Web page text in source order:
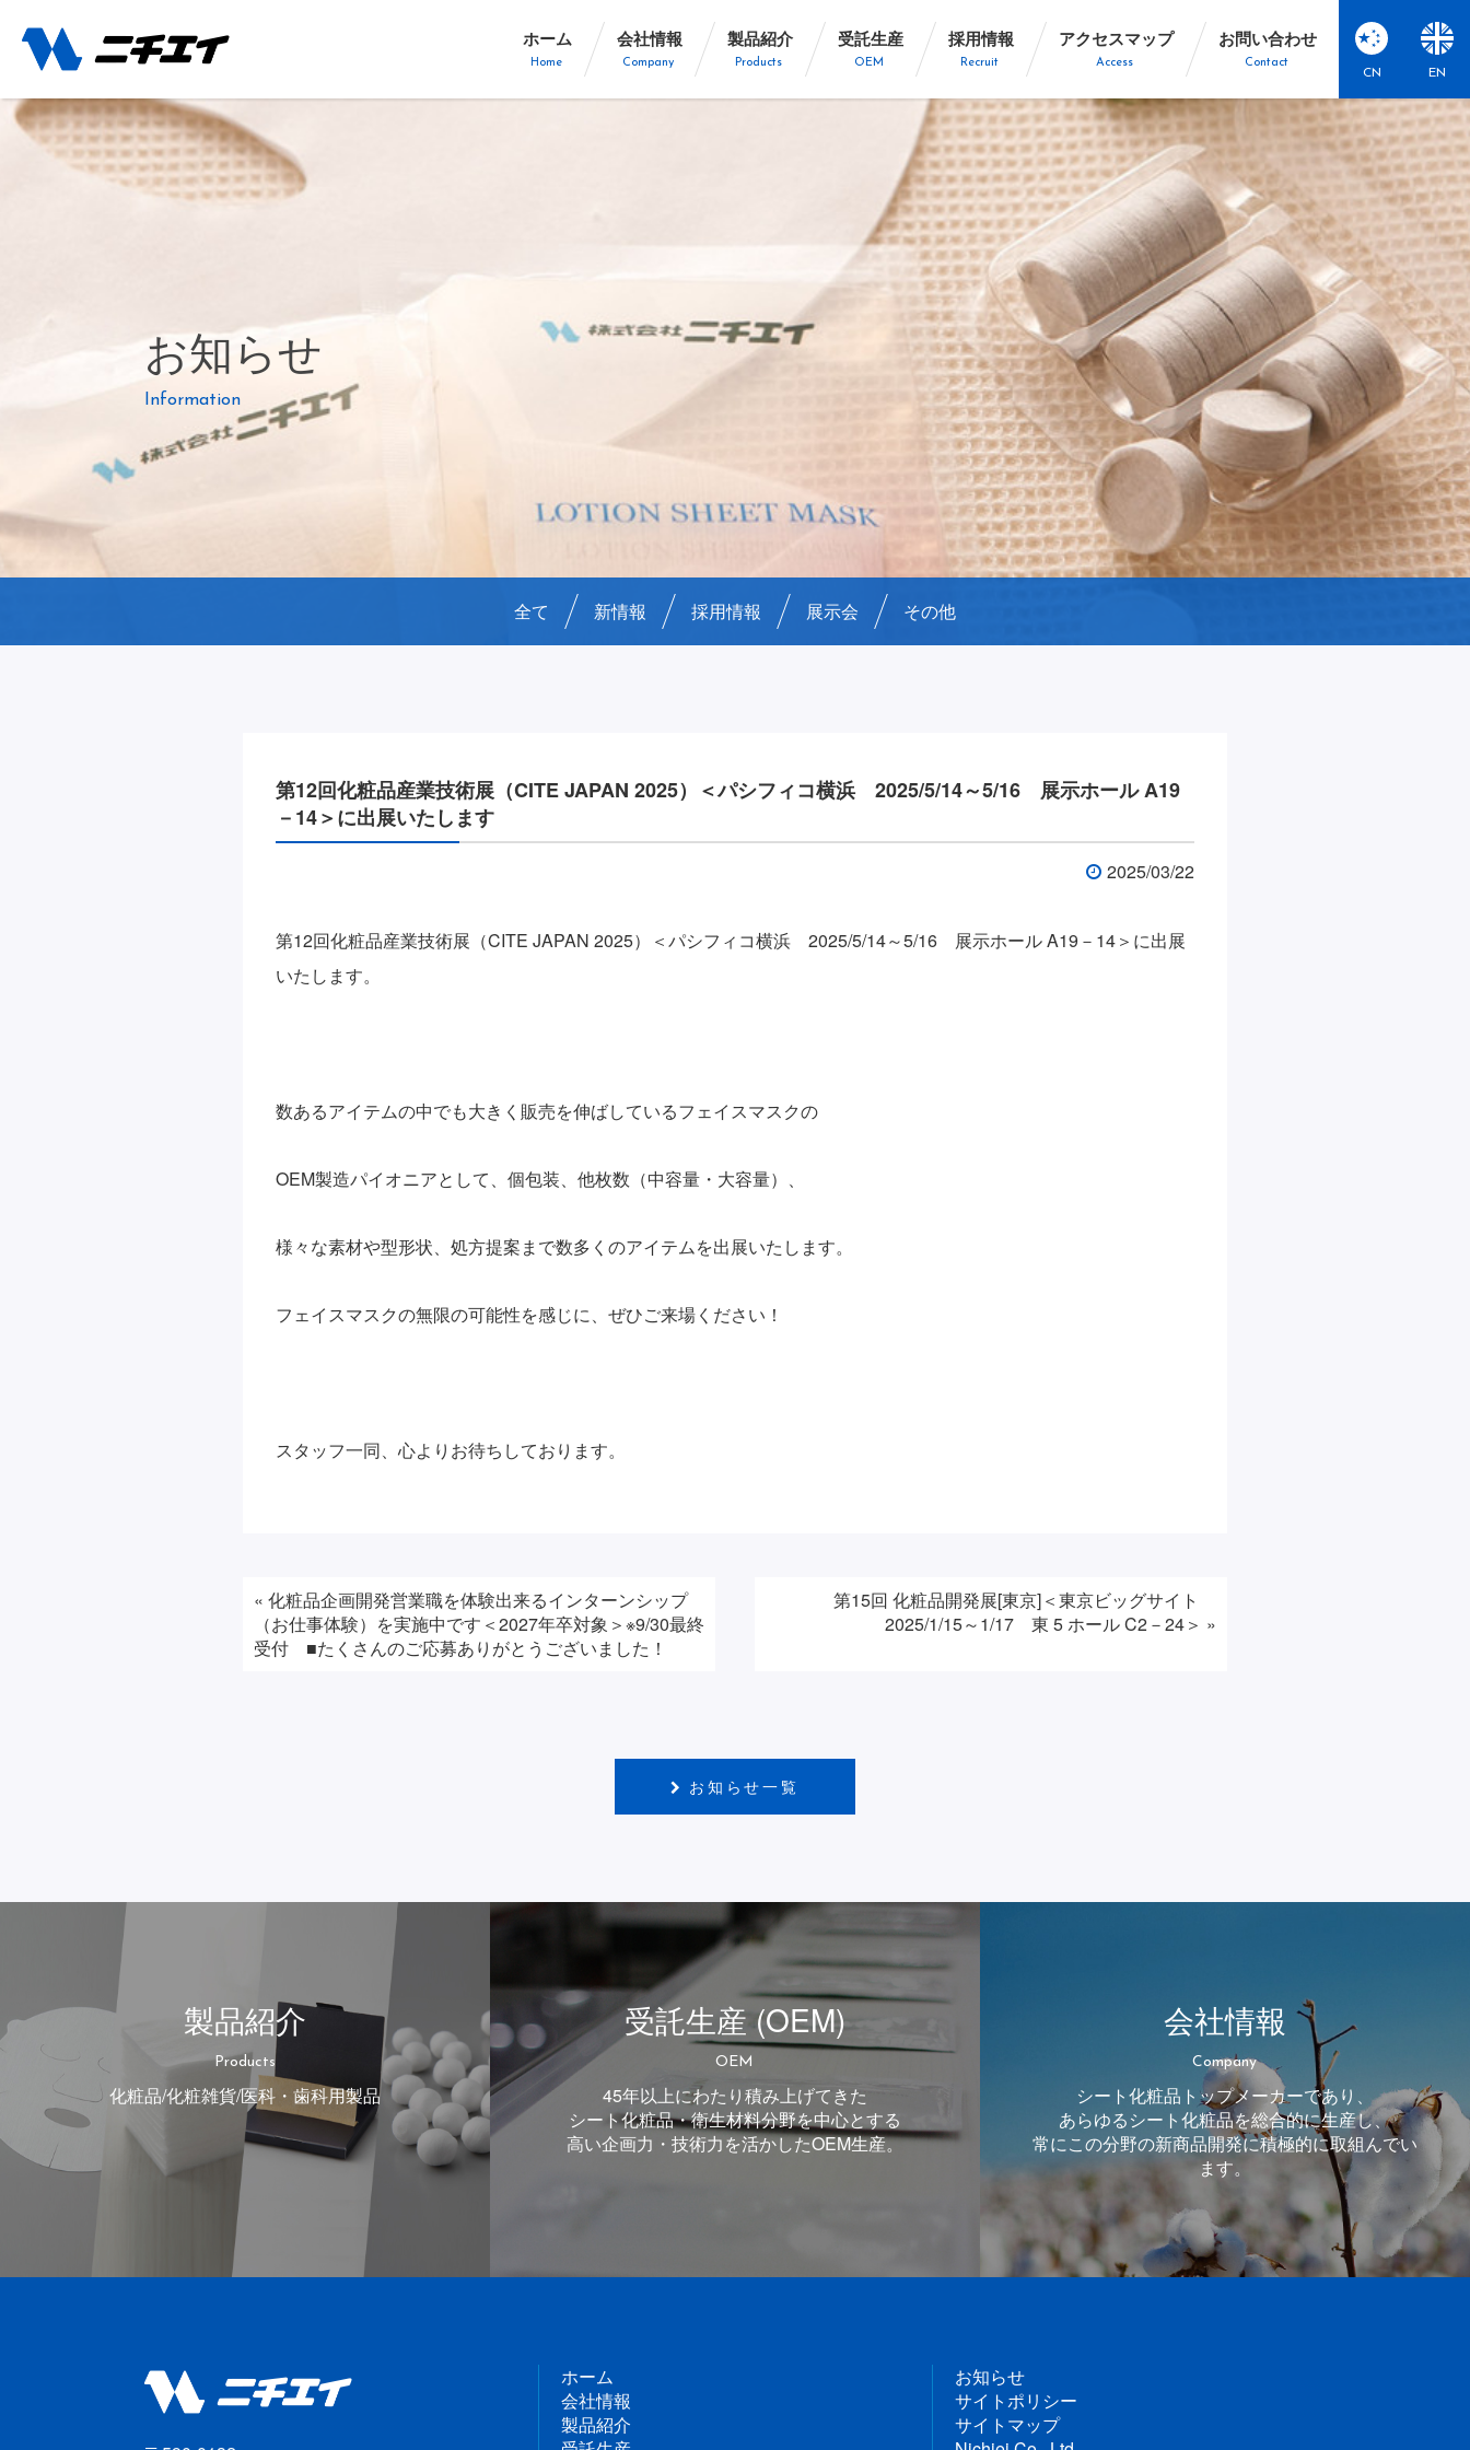
EN
CN
ホーム
Home
会社情報
Company
製品紹介
Products
受託生産
OEM
採用情報
Recruit
アクセスマップ
Access
お問い合わせ
Contact
お知らせ
Information
全て 新情報 採用情報 展示会 その他
第12回化粧品産業技術展（CITE JAPAN 2025）＜パシフィコ横浜 2025/5/14～5/16 展示ホール A19
－14＞に出展いたします
2025/03/22
第12回化粧品産業技術展（CITE JAPAN 2025）＜パシフィコ横浜 2025/5/14～5/16 展示ホール A19－14＞に出展
いたします。
数あるアイテムの中でも大きく販売を伸ばしているフェイスマスクの
OEM製造パイオニアとして、個包装、他枚数（中容量・大容量）、
様々な素材や型形状、処方提案まで数多くのアイテムを出展いたします。
フェイスマスクの無限の可能性を感じに、ぜひご来場ください！
スタッフ一同、心よりお待ちしております。
« 化粧品企画開発営業職を体験出来るインターンシップ
（お仕事体験）を実施中です＜2027年卒対象＞※9/30最終
受付 ■たくさんのご応募ありがとうございました！
第15回 化粧品開発展[東京]＜東京ビッグサイト
2025/1/15～1/17 東 5 ホール C2－24＞ »
お知らせ一覧
製品紹介
Products
化粧品/化粧雑貨/医科・歯科用製品
受託生産 (OEM)
OEM
45年以上にわたり積み上げてきた
シート化粧品・衛生材料分野を中心とする
高い企画力・技術力を活かしたOEM生産。
会社情報
Company
シート化粧品トップメーカーであり、
あらゆるシート化粧品を総合的に生産し、
常にこの分野の新商品開発に積極的に取組んでい
ます。
ホーム
会社情報
製品紹介
お知らせ
サイトポリシー
サイトマップ